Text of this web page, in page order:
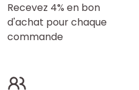
Recevez 4% en bon
d'achat pour chaque
commande